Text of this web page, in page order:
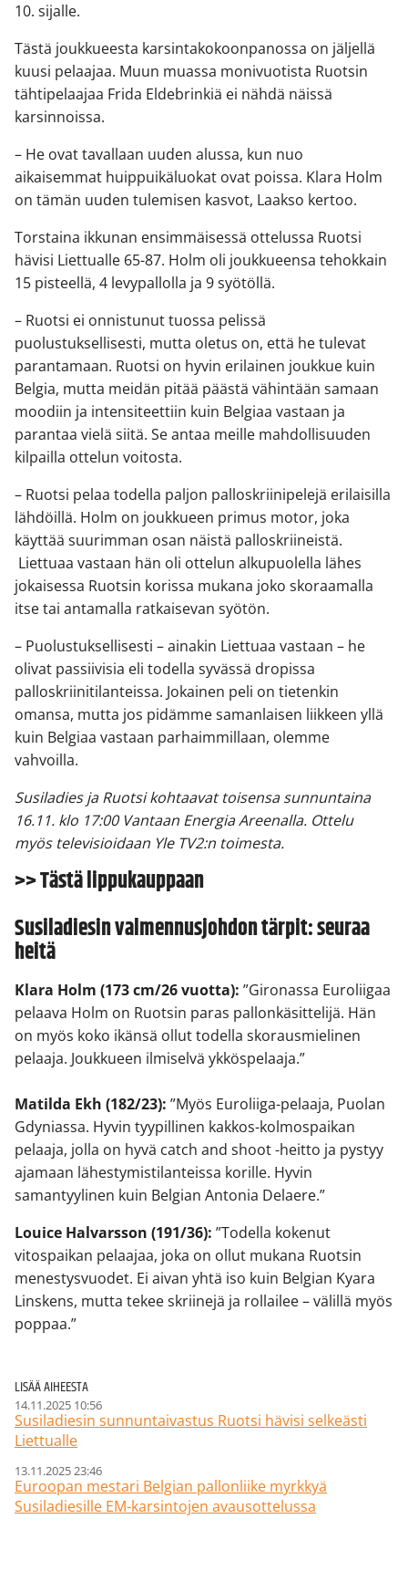
10. sijalle.
Tästä joukkueesta karsintakokoonpanossa on jäljellä
kuusi pelaajaa. Muun muassa monivuotista Ruotsin
tähtipelaajaa Frida Eldebrinkiä ei nähdä näissä
karsinnoissa.
– He ovat tavallaan uuden alussa, kun nuo
aikaisemmat huippuikäluokat ovat poissa. Klara Holm
on tämän uuden tulemisen kasvot, Laakso kertoo.
Torstaina ikkunan ensimmäisessä ottelussa Ruotsi
hävisi Liettualle 65-87. Holm oli joukkueensa tehokkain
15 pisteellä, 4 levypallolla ja 9 syötöllä.
– Ruotsi ei onnistunut tuossa pelissä
puolustuksellisesti, mutta oletus on, että he tulevat
parantamaan. Ruotsi on hyvin erilainen joukkue kuin
Belgia, mutta meidän pitää päästä vähintään samaan
moodiin ja intensiteettiin kuin Belgiaa vastaan ja
parantaa vielä siitä. Se antaa meille mahdollisuuden
kilpailla ottelun voitosta.
– Ruotsi pelaa todella paljon palloskriinipelejä erilaisilla
lähdöillä. Holm on joukkueen primus motor, joka
käyttää suurimman osan näistä palloskriineistä.
Liettuaa vastaan hän oli ottelun alkupuolella lähes
jokaisessa Ruotsin korissa mukana joko skoraamalla
itse tai antamalla ratkaisevan syötön.
– Puolustuksellisesti – ainakin Liettuaa vastaan – he
olivat passiivisia eli todella syvässä dropissa
palloskriinitilanteissa. Jokainen peli on tietenkin
omansa, mutta jos pidämme samanlaisen liikkeen yllä
kuin Belgiaa vastaan parhaimmillaan, olemme
vahvoilla.
Susiladies ja Ruotsi kohtaavat toisensa sunnuntaina
16.11. klo 17:00 Vantaan Energia Areenalla. Ottelu
myös televisioidaan Yle TV2:n toimesta.
>>Tästä lippukauppaan
Susiladiesin valmennusjohdon tärpit: seuraa
heitä
Klara Holm (173 cm/26 vuotta): ”Gironassa Euroliigaa
pelaava Holm on Ruotsin paras pallonkäsittelijä. Hän
on myös koko ikänsä ollut todella skorausmielinen
pelaaja. Joukkueen ilmiselvä ykköspelaaja.”
Matilda Ekh (182/23): ”Myös Euroliiga-pelaaja, Puolan
Gdyniassa. Hyvin tyypillinen kakkos-kolmospaikan
pelaaja, jolla on hyvä catch and shoot -heitto ja pystyy
ajamaan lähestymistilanteissa korille. Hyvin
samantyylinen kuin Belgian Antonia Delaere.”
Louice Halvarsson (191/36): ”Todella kokenut
vitospaikan pelaajaa, joka on ollut mukana Ruotsin
menestysvuodet. Ei aivan yhtä iso kuin Belgian Kyara
Linskens, mutta tekee skriinejä ja rollailee – välillä myös
poppaa.”
LISÄÄ AIHEESTA
14.11.2025 10:56
Susiladiesin sunnuntaivastus Ruotsi hävisi selkeästi
Liettualle
13.11.2025 23:46
Euroopan mestari Belgian pallonliike myrkkyä
Susiladiesille EM-karsintojen avausottelussa